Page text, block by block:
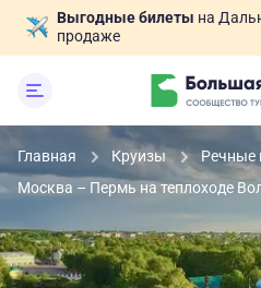
Выгодные билеты на
продаже
Главная Круизы
Речные
Москва – Пермь на теплоходе